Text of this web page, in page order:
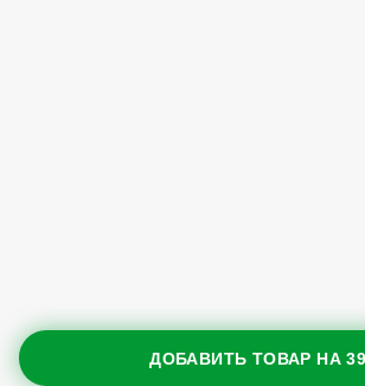
ДОБАВИТЬ ТОВАР НА